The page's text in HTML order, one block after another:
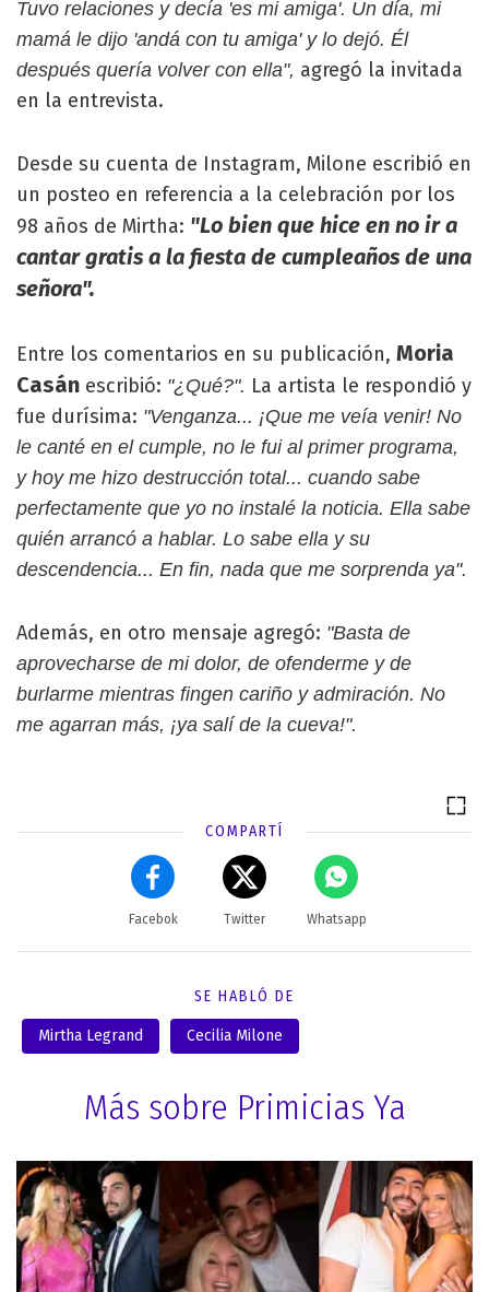
Tuvo relaciones y decía 'es mi amiga'. Un día, mi
mamá le dijo 'andá con tu amiga' y lo dejó. Él
después quería volver con ella", agregó la invitada
en la entrevista.
Desde su cuenta de Instagram, Milone escribió en
un posteo en referencia a la celebración por los
98 años de Mirtha: "Lo bien que hice en no ir a
cantar gratis a la fiesta de cumpleaños de una
señora".
Entre los comentarios en su publicación, Moria
Casán escribió: "¿Qué?". La artista le respondió y
fue durísima: "Venganza... ¡Que me veía venir! No
le canté en el cumple, no le fui al primer programa,
y hoy me hizo destrucción total... cuando sabe
perfectamente que yo no instalé la noticia. Ella sabe
quién arrancó a hablar. Lo sabe ella y su
descendencia... En fin, nada que me sorprenda ya".
Además, en otro mensaje agregó: "Basta de
aprovecharse de mi dolor, de ofenderme y de
burlarme mientras fingen cariño y admiración. No
me agarran más, ¡ya salí de la cueva!".
COMPARTÍ
Facebok Twitter Whatsapp
SE HABLÓ DE
Mirtha Legrand Cecilia Milone
Más sobre Primicias Ya